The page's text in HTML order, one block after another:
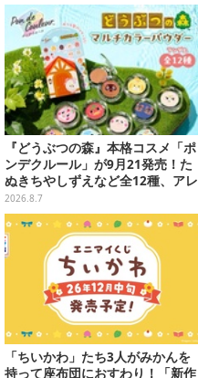
『どうぶつの森』本格コスメ「ポ
ンデクルール」が9月21発売！た
ぬきちやしずえなど全12種、アレ
ンジできるリアクションシールも
付属
2026.8.7
「ちいかわ」たち3人がみかんを
持って座布団におすわり！「新作